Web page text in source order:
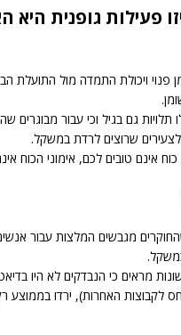
פעילות גופנית היא
פנוי ויכולת התמדה מול התועלת
תלויות גם בגיל וכי עבור
שרוצים לרדת במשקל.
אינם טובים לכם, אימוני הכוח
מגבשים המלצות עבור
מראים כי הנבדקים לא היו
האחרות), ירדו בממוצע רק כ-2 ק"ג ב-8